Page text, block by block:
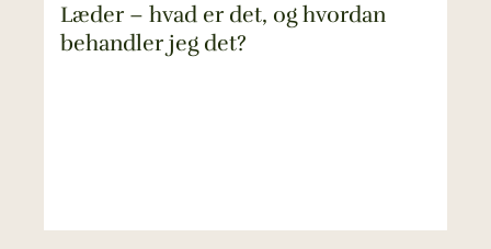
Læder – hvad er det, og hvordan
behandler jeg det?